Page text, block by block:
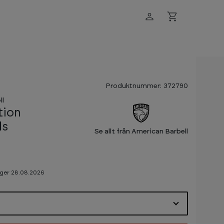
Produktnummer: 372790
Se allt från American Barbell
28.08.2026